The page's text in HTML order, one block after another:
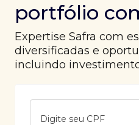
portfólio
Expertise Safra com
diversificadas e
incluindo
Digite seu CPF